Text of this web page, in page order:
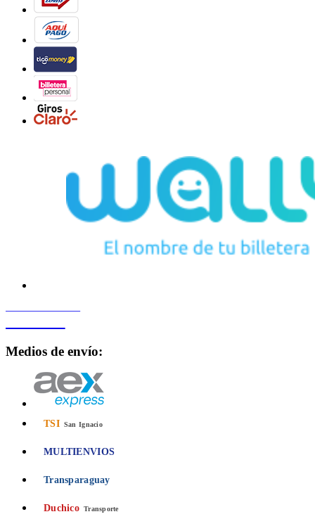
Medios de envío:
TSI San Ignacio
MULTIENVIOS
Transparaguay
Duchico Transporte